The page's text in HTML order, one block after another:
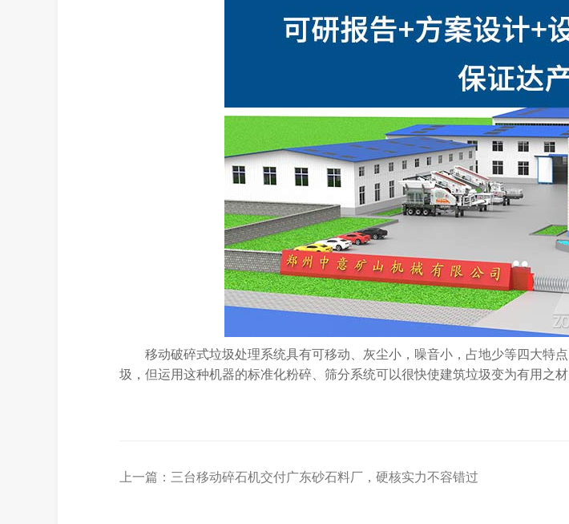
移动破碎式垃圾处理系统具有可移动、灰尘小，噪音小，占地少等四大特
圾，但运用这种机器的标准化粉碎、筛分系统可以很快使建筑垃圾变为有用之
上一篇： 三台移动碎石机交付广东砂石料厂，硬核实力不容错过